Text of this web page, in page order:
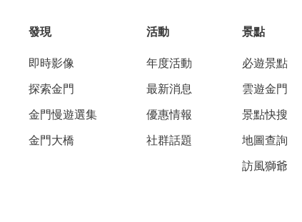
發現
即時影像
探索金門
金門慢遊選集
金門大橋
活動
年度活動
最新消息
優惠情報
社群話題
景點
必遊景點
雲遊金門
景點快搜
地圖查詢
訪風獅爺